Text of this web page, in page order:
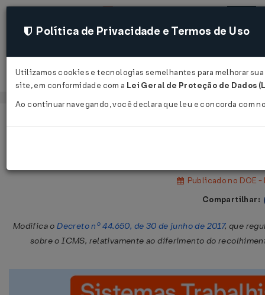
Acessar
Publicado no DOE
Compartilhar:
Modifica oDecreto nº 44.650, de 30 de junho de 2017, que
sobre o ICMS, relativamente ao diferimento do
Política de Privacidade e Termos de Uso
Utilizamos cookies e tecnologias semelhantes para melhorar
site, em conformidade com a Lei Geral de Proteção de Dados
Ao continuar navegando, você declara que leu e concorda com